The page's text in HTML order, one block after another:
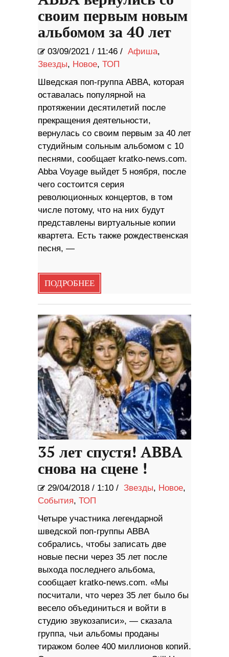
своим первым новым
альбомом за 40 лет
03/09/2021 / 11:46 / Афиша,
Звезды, Новое, ТОП
Шведская поп-группа ABBA, которая
оставалась популярной на
протяжении десятилетий после
прекращения деятельности,
вернулась со своим первым за 40 лет
студийным сольным альбомом с 10
песнями, сообщает kratko-news.com.
Abba Voyage выйдет 5 ноября, после
чего состоится серия
революционных концертов, в том
числе потому, что на них будут
представлены виртуальные копии
квартета. Есть также рождественская
песня, —
ПОДРОБНЕЕ
35 лет спустя! ABBA
снова на сцене !
29/04/2018 / 1:10 / Звезды, Новое,
События, ТОП
Четыре участника легендарной
шведской поп-группы ABBA
собрались, чтобы записать две
новые песни через 35 лет после
выхода последнего альбома,
сообщает kratko-news.com. «Мы
посчитали, что через 35 лет было бы
весело объединиться и войти в
студию звукозаписи», — сказала
группа, чьи альбомы проданы
тиражом более 400 миллионов копий.